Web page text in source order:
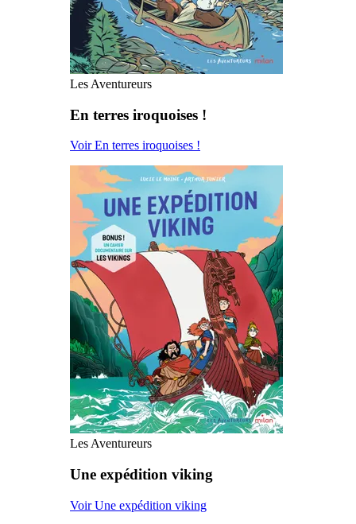
Les Aventureurs
En terres iroquoises !
Voir En terres iroquoises !
Les Aventureurs
Une expédition viking
Voir Une expédition viking